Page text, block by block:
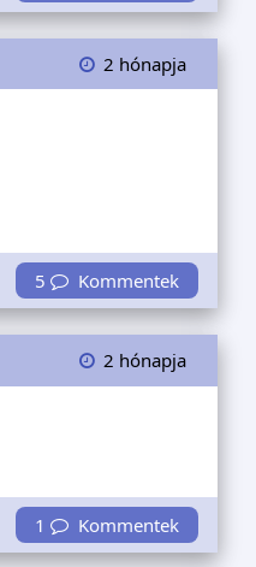
2 hónapja
5 Kommentek
2 hónapja
1 Kommentek